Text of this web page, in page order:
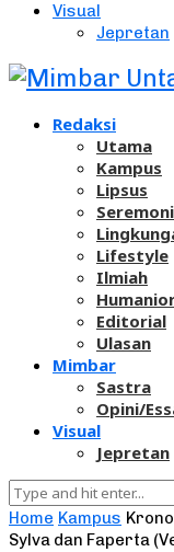
Visual
Jepretan
Redaksi
Utama
Kampus
Lipsus
Lifestyle
Ilmiah
Editorial
Ulasan
Mimbar
Sastra
Opini/
Visual
Jepretan
Home Kampus
Sylva dan Faperta